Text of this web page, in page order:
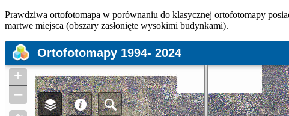
Prawdziwa ortofotomapa w porównaniu do klasycznej ortofotomapy
martwe miejsca (obszary zasłonięte wysokimi budynkami).